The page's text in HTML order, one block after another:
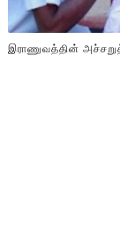
இராணுவத்தின்